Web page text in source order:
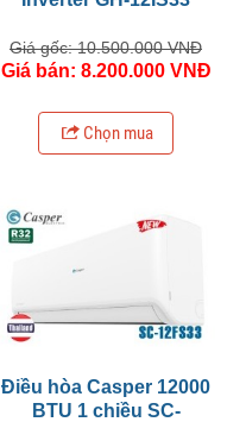
Giá gốc: 10.500.000 VNĐ
Giá bán: 8.200.000 VNĐ
Chọn mua
Điều hòa Casper 12000
BTU 1 chiều SC-